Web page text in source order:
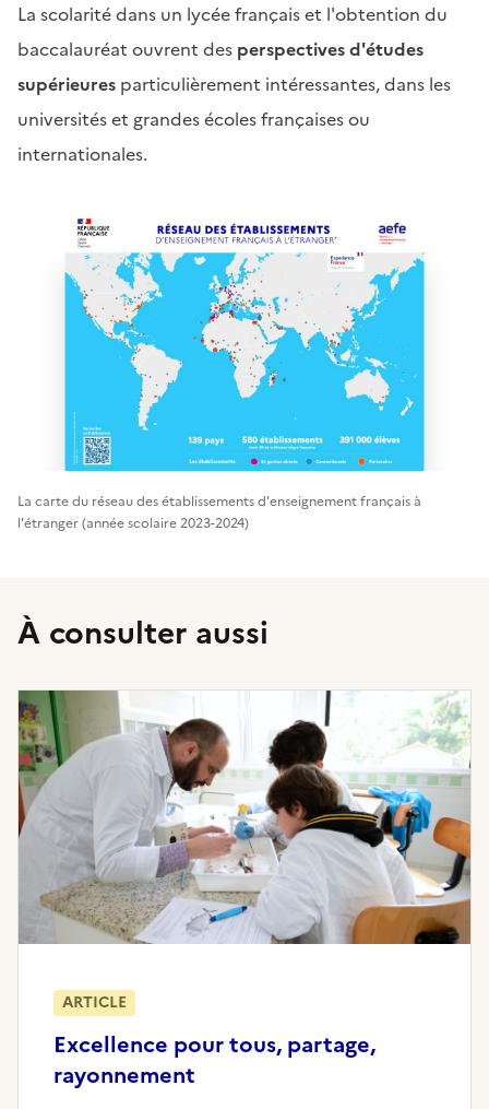
La scolarité dans un lycée français et l'obtention du
baccalauréat ouvrent des perspectives d'études
supérieures particulièrement intéressantes, dans les
universités et grandes écoles françaises ou
internationales.
La carte du réseau des établissements d'enseignement français à
l'étranger (année scolaire 2023-2024)
À consulter aussi
Excellence pour tous, partage,
rayonnement
ARTICLE